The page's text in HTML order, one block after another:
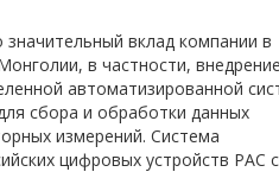
вклад компании в
в частности, внедрение
автоматизированной
сбора и обработки данных
измерений. Система
цифровых устройств РАС